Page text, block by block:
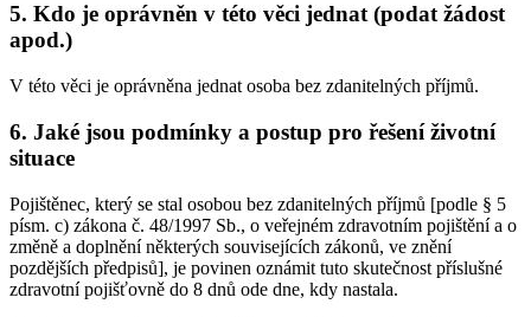
5. Kdo je oprávněn v této věci jednat (podat žádost
apod.)
V této věci je oprávněna jednat osoba bez zdanitelných příjmů.
6. Jaké jsou podmínky a postup pro řešení životní
situace
Pojištěnec, který se stal osobou bez zdanitelných příjmů [podle § 5
písm. c) zákona č. 48/1997 Sb., o veřejném zdravotním pojištění a o
změně a doplnění některých souvisejících zákonů, ve znění
pozdějších předpisů], je povinen oznámit tuto skutečnost příslušné
zdravotní pojišťovně do 8 dnů ode dne, kdy nastala.